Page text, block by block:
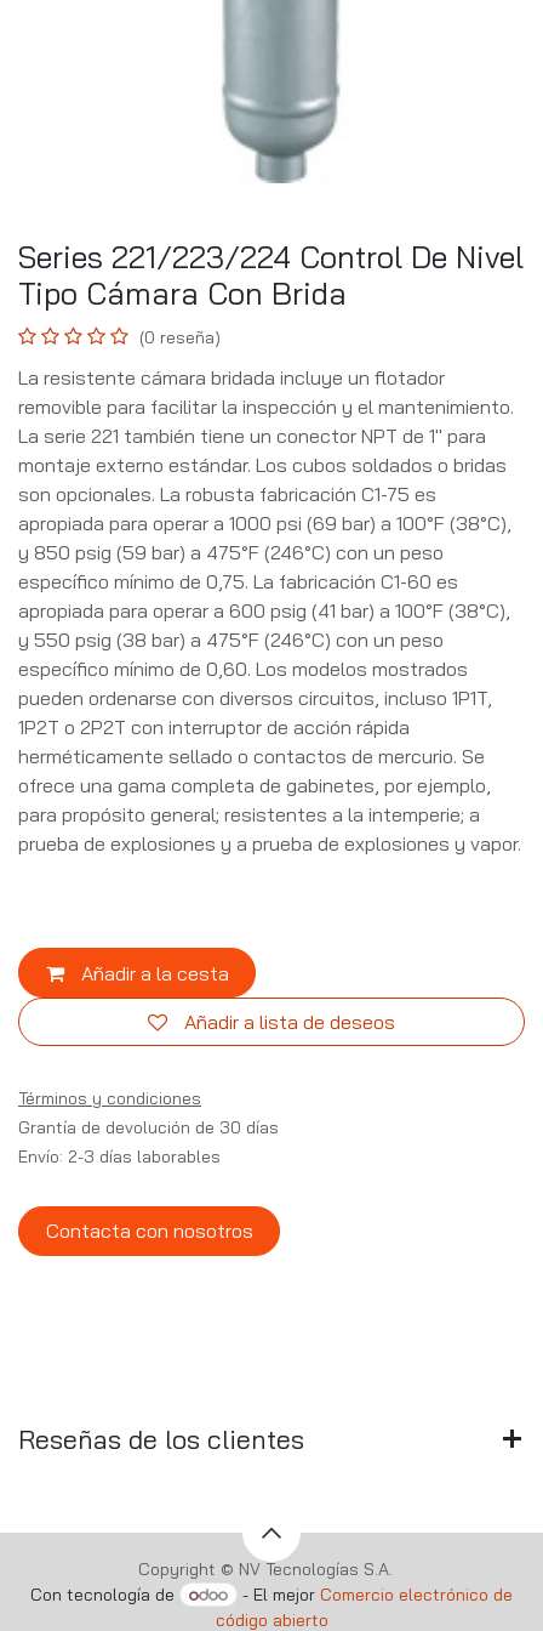
Series 221/223/224 Control De Nivel
Tipo Cámara Con Brida
(0 reseña)
La resistente cámara bridada incluye un flotador
removible para facilitar la inspección y el mantenimiento.
La serie 221 también tiene un conector NPT de 1" para
montaje externo estándar. Los cubos soldados o bridas
son opcionales. La robusta fabricación C1-75 es
apropiada para operar a 1000 psi (69 bar) a 100°F (38°C),
y 850 psig (59 bar) a 475°F (246°C) con un peso
específico mínimo de 0,75. La fabricación C1-60 es
apropiada para operar a 600 psig (41 bar) a 100°F (38°C),
y 550 psig (38 bar) a 475°F (246°C) con un peso
específico mínimo de 0,60. Los modelos mostrados
pueden ordenarse con diversos circuitos, incluso 1P1T,
1P2T o 2P2T con interruptor de acción rápida
herméticamente sellado o contactos de mercurio. Se
ofrece una gama completa de gabinetes, por ejemplo,
para propósito general; resistentes a la intemperie; a
prueba de explosiones y a prueba de explosiones y vapor.
Añadir a la cesta
Añadir a lista de deseos
Términos y condiciones
Grantía de devolución de 30 días
Envío: 2-3 días laborables
Contacta con nosotros
Reseñas de los clientes
Copyright © NV Tecnologías S.A.
Con tecnología de
- El mejor Comercio electrónico de
código abierto